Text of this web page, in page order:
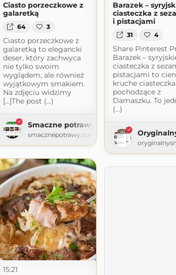
Ciasto porzeczkowe z
galaretką
64 3
Ciasto porzeczkowe z
galaretką to elegancki
deser, który zachwyca
nie tylko swoim
wyglądem, ale również
wyjątkowym smakiem.
Na zdjęciu widzimy
[…]The post (...)
Smaczne potrawy
smacznepotrawy.com
Barazek –
ciasteczka z
i pistacjami
31 4
Share Pinterest
Barazek –
ciasteczka z
pistacjami to
kruche ciasteczka
pochodzące z
Damaszku. To
(...)
15:21